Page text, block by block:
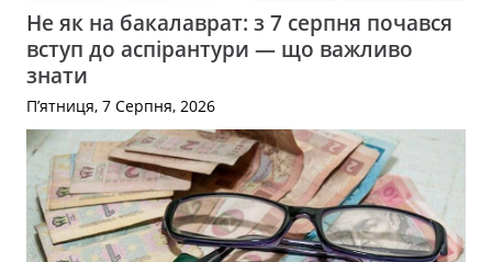
Не як на бакалаврат: з 7 серпня почався
вступ до аспірантури — що важливо
знати
П’ятниця, 7 Серпня, 2026